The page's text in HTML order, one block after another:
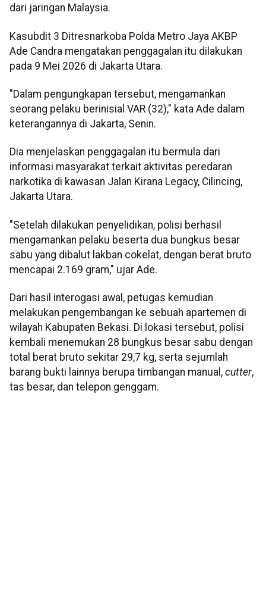
dari jaringan Malaysia.
Kasubdit 3 Ditresnarkoba Polda Metro Jaya AKBP
Ade Candra mengatakan penggagalan itu dilakukan
pada 9 Mei 2026 di Jakarta Utara.
"Dalam pengungkapan tersebut, mengamankan
seorang pelaku berinisial VAR (32)," kata Ade dalam
keterangannya di Jakarta, Senin.
Dia menjelaskan penggagalan itu bermula dari
informasi masyarakat terkait aktivitas peredaran
narkotika di kawasan Jalan Kirana Legacy, Cilincing,
Jakarta Utara.
"Setelah dilakukan penyelidikan, polisi berhasil
mengamankan pelaku beserta dua bungkus besar
sabu yang dibalut lakban cokelat, dengan berat bruto
mencapai 2.169 gram," ujar Ade.
Dari hasil interogasi awal, petugas kemudian
melakukan pengembangan ke sebuah apartemen di
wilayah Kabupaten Bekasi. Di lokasi tersebut, polisi
kembali menemukan 28 bungkus besar sabu dengan
total berat bruto sekitar 29,7 kg, serta sejumlah
barang bukti lainnya berupa timbangan manual, cutter,
tas besar, dan telepon genggam.